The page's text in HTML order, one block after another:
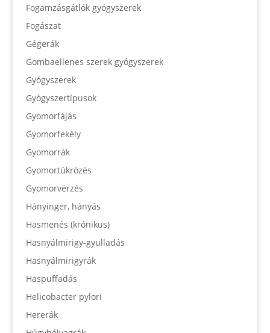
Fogamzásgátlók gyógyszerek
Fogászat
Gégerák
Gombaellenes szerek gyógyszerek
Gyógyszerek
Gyógyszertípusok
Gyomorfájás
Gyomorfekély
Gyomorrák
Gyomortükrözés
Gyomorvérzés
Hányinger, hányás
Hasmenés (krónikus)
Hasnyálmirigy-gyulladás
Hasnyálmirigyrák
Haspuffadás
Helicobacter pylori
Hererák